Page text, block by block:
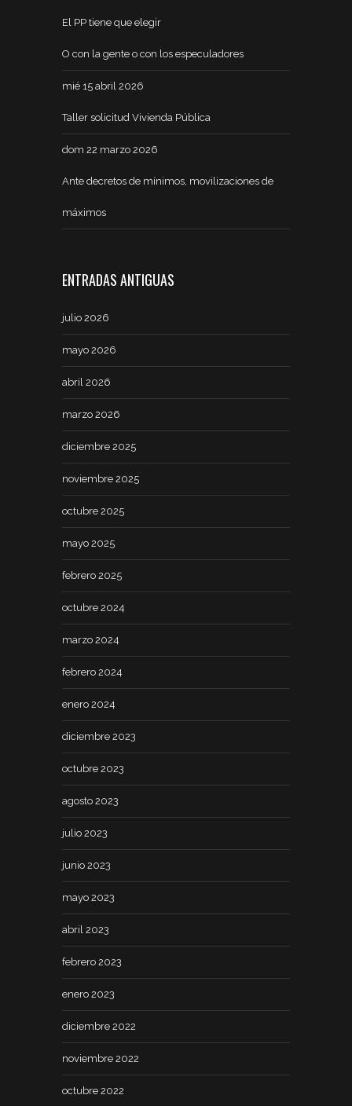
El PP tiene que elegir
O con la gente o con los especuladores
mié 15 abril 2026
Taller solicitud Vivienda Pública
dom 22 marzo 2026
Ante decretos de mínimos, movilizaciones de
máximos
ENTRADAS ANTIGUAS
julio 2026
mayo 2026
abril 2026
marzo 2026
diciembre 2025
noviembre 2025
octubre 2025
mayo 2025
febrero 2025
octubre 2024
marzo 2024
febrero 2024
enero 2024
diciembre 2023
octubre 2023
agosto 2023
julio 2023
junio 2023
mayo 2023
abril 2023
febrero 2023
enero 2023
diciembre 2022
noviembre 2022
octubre 2022